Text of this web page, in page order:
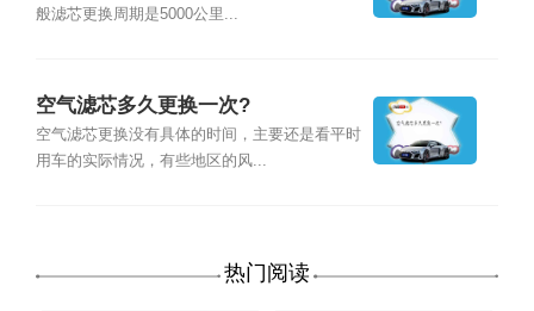
般滤芯更换周期是5000公里...
空气滤芯多久更换一次?
空气滤芯更换没有具体的时间，主要还是看平时
用车的实际情况，有些地区的风...
热门阅读